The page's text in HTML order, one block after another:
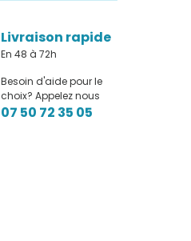
Livraison rapide
En 48 à 72h
Besoin d'aide pour le
choix? Appelez nous
07 50 72 35 05